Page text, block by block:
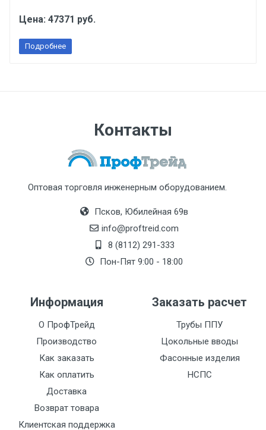
Цена: 47371 руб.
Подробнее
Контакты
Оптовая торговля инженерным оборудованием.
Псков, Юбилейная 69в
info@proftreid.com
8 (8112) 291-333
Пон-Пят 9:00 - 18:00
Информация
О ПрофТрейд
Производство
Как заказать
Как оплатить
Доставка
Возврат товара
Клиентская поддержка
Заказать расчет
Трубы ППУ
Цокольные вводы
Фасонные изделия
НСПС